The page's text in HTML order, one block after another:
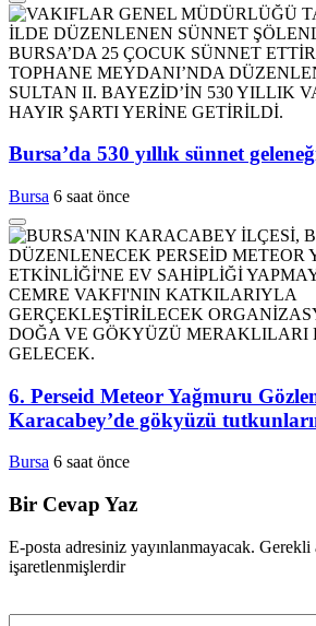
Bursa’da 530 yıllık sünnet
Bursa 6 saat önce
6. Perseid Meteor Yağmuru
Karacabey’de gökyüzü
Bursa 6 saat önce
Bir Cevap Yaz
E-posta adresiniz yayınlanmayacak. Gerekli
işaretlenmişlerdir